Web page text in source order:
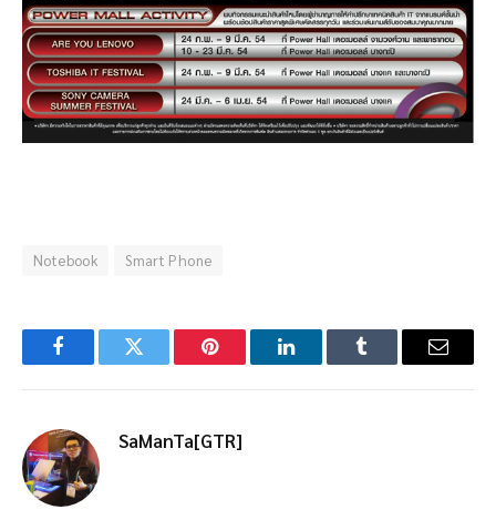
Notebook Smart Phone
FacebookTwitter Pinterest LinkedInTumblr Email
SaManTa[GTR]